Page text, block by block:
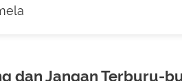
dan Jangan Terburu-